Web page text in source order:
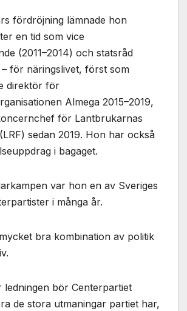
fördröjning lämnade hon
en tid som vice
(2011–2014) och statsråd
– för näringslivet, först som
direktör för
Almega 2015–2019,
för Lantbrukarnas
sedan 2019. Hon har också
i bagaget.
var hon en av Sveriges
i många år.
bra kombination av politik
ledningen bör Centerpartiet
de stora utmaningar partiet har,